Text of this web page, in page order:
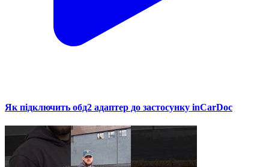
Як підключить обд2 адаптер до застосунку inCarDoc